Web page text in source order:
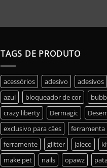
TAGS DE PRODUTO
acessórios adesivo adesivos
azul
bloqueador de cor
crazy liberty
Dermagic
exclusivo para cães
ferramenta
ferramente
glitter jaleco
make pet
nails opawz